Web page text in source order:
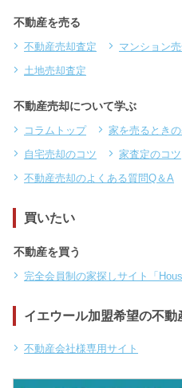
不動産を売る
不動産売却査定 マンション
土地売却査定
不動産売却について学ぶ
コラムトップ 家を売るとき
自宅売却のコツ
家査定のコツ
不動産売却のよくある質問Q＆A
買いたい
不動産を買う
完全会員制の家探しサイト「
イエウール加盟希望の不動
不動産会社様専用サイト